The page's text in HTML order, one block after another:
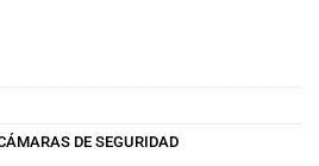
DE SEGURIDAD